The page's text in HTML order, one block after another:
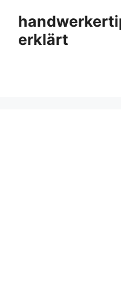
Inhalt
springen
erklärt